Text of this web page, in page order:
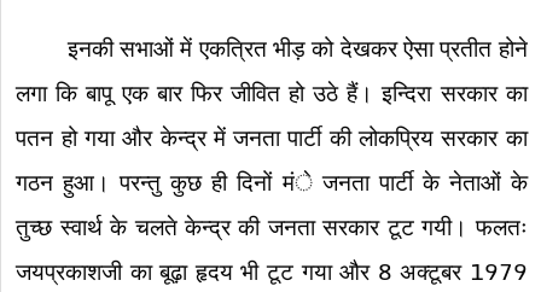
इनकी सभाओं में एकत्रित भीड़ को देखकर ऐसा प्रतीत होने
लगा कि बापू एक बार फिर जीवित हो उठे हैं। इन्दिरा सरकार का
पतन हो गया और केन्द्र में जनता पार्टी की लोकप्रिय सरकार का
गठन हुआ। परन्तु कुछ ही दिनों मंे जनता पार्टी के नेताओं के
तुच्छ स्वार्थ के चलते केन्द्र की जनता सरकार टूट गयी। फलतः
जयप्रकाशजी का बूढ़ा हृदय भी टूट गया और 8 अक्टूबर 1979